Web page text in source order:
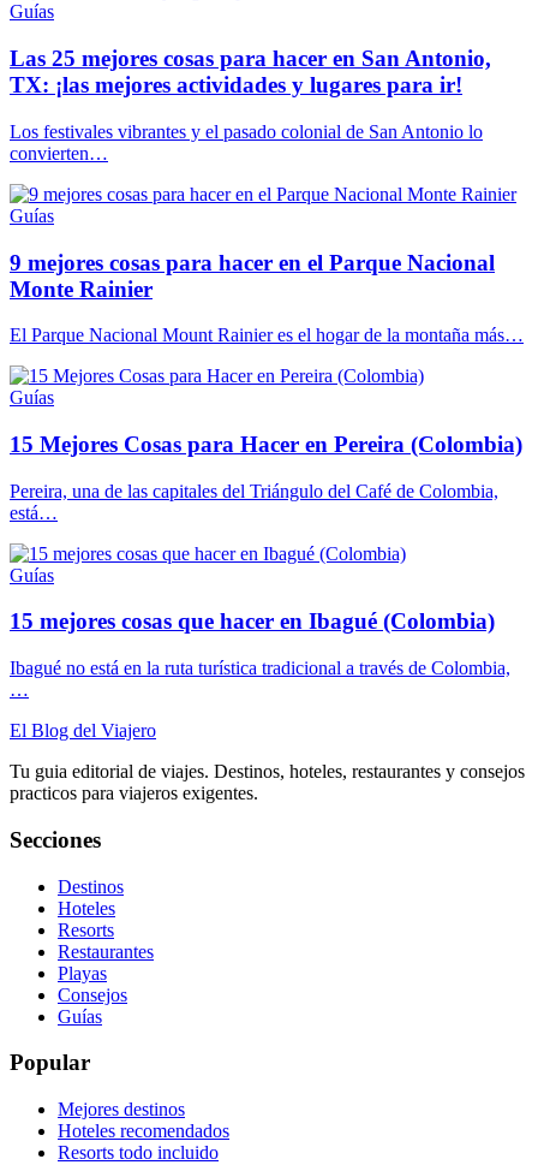
Guías
Las 25 mejores cosas para hacer en San Antonio,
TX: ¡las mejores actividades y lugares para ir!
Los festivales vibrantes y el pasado colonial de San Antonio lo
convierten…
Guías
9 mejores cosas para hacer en el Parque Nacional
Monte Rainier
El Parque Nacional Mount Rainier es el hogar de la montaña más…
Guías
15 Mejores Cosas para Hacer en Pereira (Colombia)
Pereira, una de las capitales del Triángulo del Café de Colombia,
está…
Guías
15 mejores cosas que hacer en Ibagué (Colombia)
Ibagué no está en la ruta turística tradicional a través de Colombia,
…
El Blog del Viajero
Tu guia editorial de viajes. Destinos, hoteles, restaurantes y consejos
practicos para viajeros exigentes.
Secciones
Destinos
Hoteles
Resorts
Restaurantes
Playas
Consejos
Guías
Popular
Mejores destinos
Hoteles recomendados
Resorts todo incluido